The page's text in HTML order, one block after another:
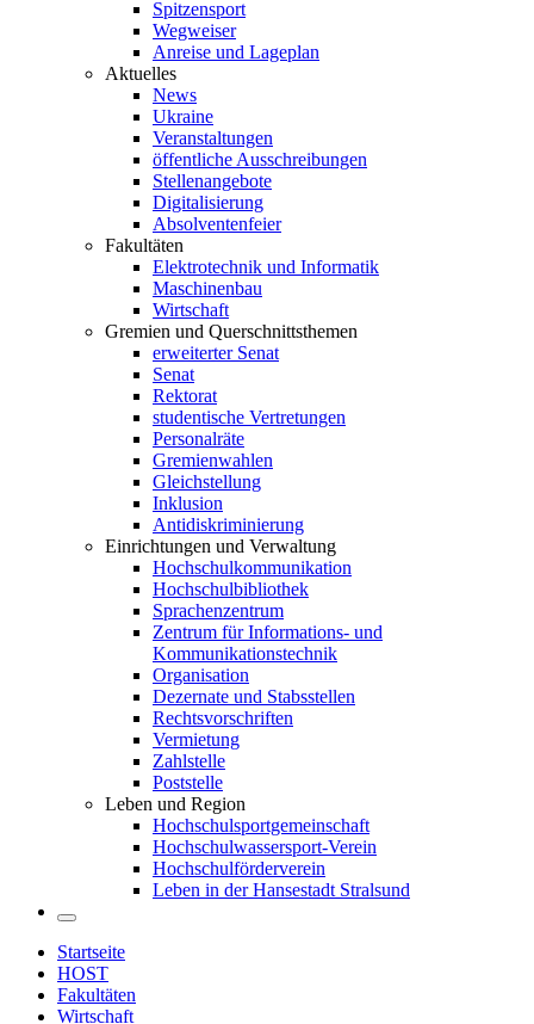
Spitzensport
Wegweiser
Anreise und Lageplan
Aktuelles
News
Ukraine
Veranstaltungen
öffentliche Ausschreibungen
Stellenangebote
Digitalisierung
Absolventenfeier
Fakultäten
Elektrotechnik und Informatik
Maschinenbau
Wirtschaft
Gremien und Querschnittsthemen
erweiterter Senat
Senat
Rektorat
studentische Vertretungen
Personalräte
Gremienwahlen
Gleichstellung
Inklusion
Antidiskriminierung
Einrichtungen und Verwaltung
Hochschulkommunikation
Hochschulbibliothek
Sprachenzentrum
Zentrum für Informations- und
Kommunikationstechnik
Organisation
Dezernate und Stabsstellen
Rechtsvorschriften
Vermietung
Zahlstelle
Poststelle
Leben und Region
Hochschulsportgemeinschaft
Hochschulwassersport-Verein
Hochschulförderverein
Leben in der Hansestadt Stralsund
Startseite
HOST
Fakultäten
Wirtschaft